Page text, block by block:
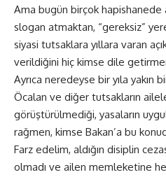
Ama bugün birçok hapishanede
slogan atmaktan, “gereksiz”
siyasi tutsaklara yıllara varan
verildiğini hiç kimse dile
Ayrıca neredeyse bir yıla yakın
Öcalan ve diğer tutsakların
görüştürülmediği, yasaların
rağmen, kimse Bakan’a bu
Farz edelim, aldığın disiplin
olmadı ve ailen memleketine